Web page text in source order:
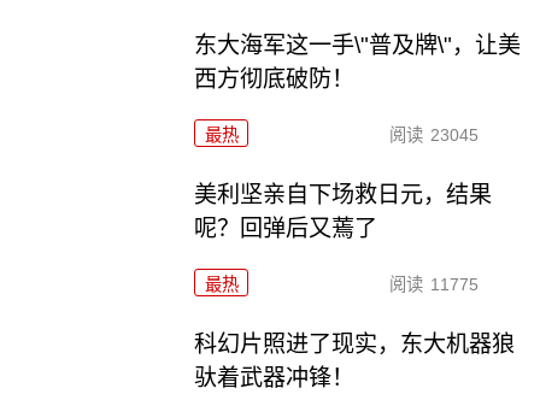
东大海军这一手\"普及牌\"，让美
西方彻底破防！
最热 阅读 23045
美利坚亲自下场救日元，结果
呢？回弹后又蔫了
最热 阅读 11775
科幻片照进了现实，东大机器狼
驮着武器冲锋！